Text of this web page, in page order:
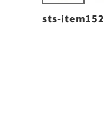
sts-item152